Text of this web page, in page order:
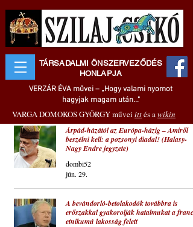
TÁRSADALMI ÖNSZERVEZŐDÉS
HONLAPJA
VERZÁR ÉVA művei – „Hogy valami nyomot
hagyjak magam után..."
VARGA DOMOKOS GYÖRGY művei ittés awikin
Árpád-házától az Európa-házig – Amiről
beszélni kell: a pozsonyi diadal! (Halasy-
Nagy Endre jegyzete)
dombi52
jún. 29.
A bevándorló-betolakodók továbbra is
erőszakkal gyakorolják hatalmukat a
etnikumú lakosság felett